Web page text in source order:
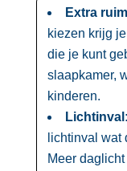
Extra
kiezen krijg
die je kunt
slaapkamer,
kinderen.​
Lichtinval:
lichtinval wat
Meer